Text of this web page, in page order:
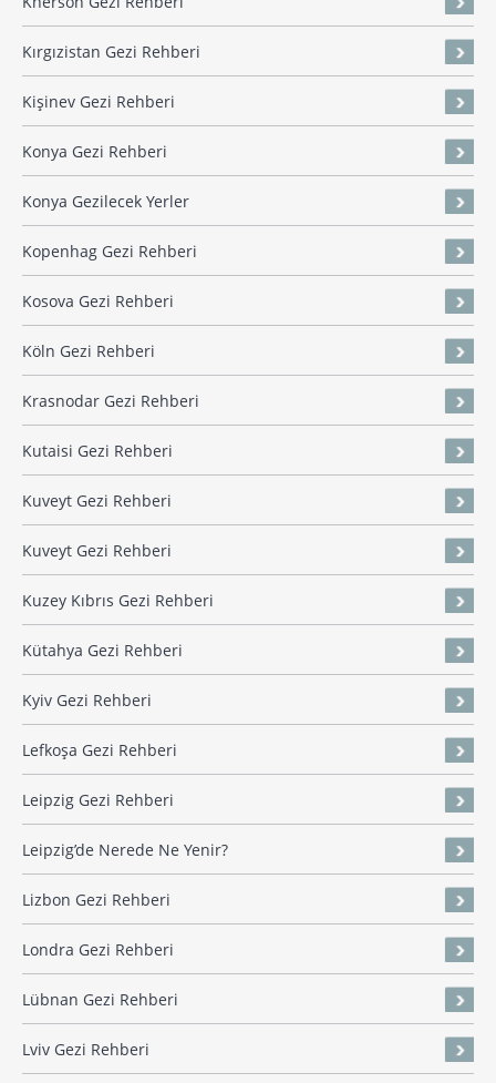
Kırgızistan Gezi Rehberi
Kişinev Gezi Rehberi
Konya Gezi Rehberi
Konya Gezilecek Yerler
Kopenhag Gezi Rehberi
Kosova Gezi Rehberi
Köln Gezi Rehberi
Krasnodar Gezi Rehberi
Kutaisi Gezi Rehberi
Kuveyt Gezi Rehberi
Kuveyt Gezi Rehberi
Kuzey Kıbrıs Gezi Rehberi
Kütahya Gezi Rehberi
Kyiv Gezi Rehberi
Lefkoşa Gezi Rehberi
Leipzig Gezi Rehberi
Leipzig’de Nerede Ne Yenir?
Lizbon Gezi Rehberi
Londra Gezi Rehberi
Lübnan Gezi Rehberi
Lviv Gezi Rehberi